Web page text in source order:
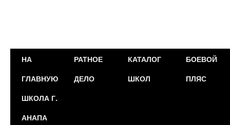
Перейти
содержимому
НА
ГЛАВНУЮ
РАТНОЕ
ДЕЛО
КАТАЛОГ
ШКОЛ
БОЕВОЙ
ПЛЯС
ШКОЛА Г.
АНАПА